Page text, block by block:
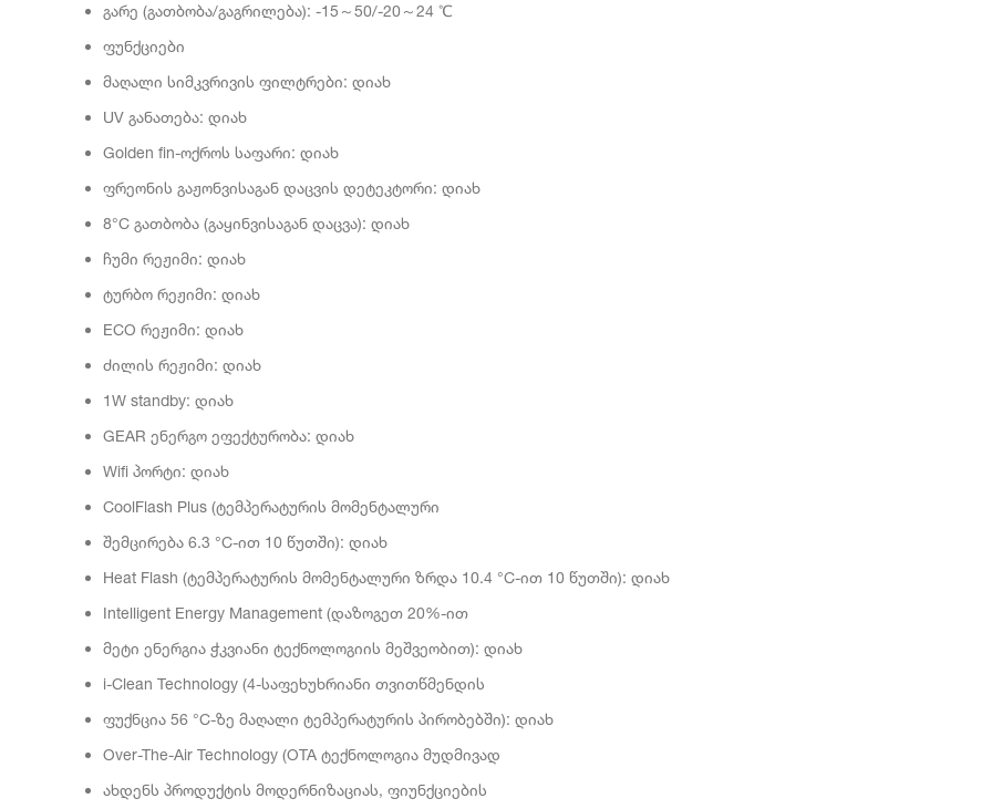
გარე (გათბობა/გაგრილება): -15～50/-20～24 ℃
ფუნქციები
მაღალი სიმკვრივის ფილტრები: დიახ
UV განათება: დიახ
Golden fin-ოქროს საფარი: დიახ
ფრეონის გაჟონვისაგან დაცვის დეტეკტორი: დიახ
8°C გათბობა (გაყინვისაგან დაცვა): დიახ
ჩუმი რეჟიმი: დიახ
ტურბო რეჟიმი: დიახ
ECO რეჟიმი: დიახ
ძილის რეჟიმი: დიახ
1W standby: დიახ
GEAR ენერგო ეფექტურობა: დიახ
Wifi პორტი: დიახ
CoolFlash Plus (ტემპერატურის მომენტალური
შემცირება 6.3 °C-ით 10 წუთში): დიახ
Heat Flash (ტემპერატურის მომენტალური ზრდა 10.4 °C-ით 10 წუთში): დიახ
Intelligent Energy Management (დაზოგეთ 20%-ით
მეტი ენერგია ჭკვიანი ტექნოლოგიის მეშვეობით): დიახ
i-Clean Technology (4-საფეხუხრიანი თვითწმენდის
ფუქნცია 56 °C-ზე მაღალი ტემპერატურის პირობებში): დიახ
Over-The-Air Technology (OTA ტექნოლოგია მუდმივად
ახდენს პროდუქტის მოდერნიზაციას, ფიუნქციების